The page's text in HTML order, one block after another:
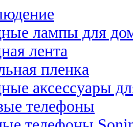
лампы для
лента
пленка
аксессуары
телефоны